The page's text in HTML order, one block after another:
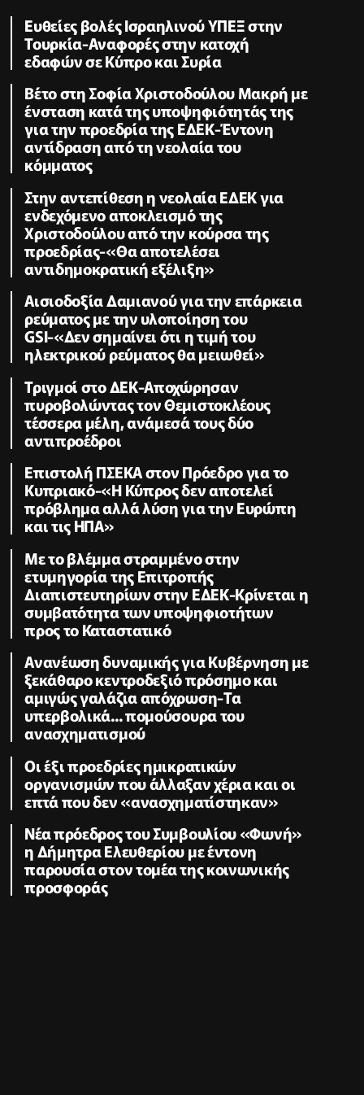
Ευθείες βολές Ισραηλινού ΥΠΕΞ στην
Τουρκία-Αναφορές στην κατοχή
εδαφών σε Κύπρο και Συρία
Βέτο στη Σοφία Χριστοδούλου Μακρή με
ένσταση κατά της υποψηφιότητάς της
για την προεδρία της ΕΔΕΚ-Έντονη
αντίδραση από τη νεολαία του
κόμματος
Στην αντεπίθεση η νεολαία ΕΔΕΚ για
ενδεχόμενο αποκλεισμό της
Χριστοδούλου από την κούρσα της
προεδρίας-«Θα αποτελέσει
αντιδημοκρατική εξέλιξη»
Αισιοδοξία Δαμιανού για την επάρκεια
ρεύματος με την υλοποίηση του
GSI-«Δεν σημαίνει ότι η τιμή του
ηλεκτρικού ρεύματος θα μειωθεί»
Τριγμοί στο ΔΕΚ-Αποχώρησαν
πυροβολώντας τον Θεμιστοκλέους
τέσσερα μέλη, ανάμεσά τους δύο
αντιπροέδροι
Επιστολή ΠΣΕΚΑ στον Πρόεδρο για το
Κυπριακό-«Η Κύπρος δεν αποτελεί
πρόβλημα αλλά λύση για την Ευρώπη
και τις ΗΠΑ»
Με το βλέμμα στραμμένο στην
ετυμηγορία της Επιτροπής
Διαπιστευτηρίων στην ΕΔΕΚ-Κρίνεται η
συμβατότητα των υποψηφιοτήτων
προς το Καταστατικό
Ανανέωση δυναμικής για Κυβέρνηση με
ξεκάθαρο κεντροδεξιό πρόσημο και
αμιγώς γαλάζια απόχρωση-Τα
υπερβολικά... πομούσουρα του
ανασχηματισμού
Οι έξι προεδρίες ημικρατικών
οργανισμών που άλλαξαν χέρια και οι
επτά που δεν «ανασχηματίστηκαν»
Νέα πρόεδρος του Συμβουλίου «Φωνή»
η Δήμητρα Ελευθερίου με έντονη
παρουσία στον τομέα της κοινωνικής
προσφοράς